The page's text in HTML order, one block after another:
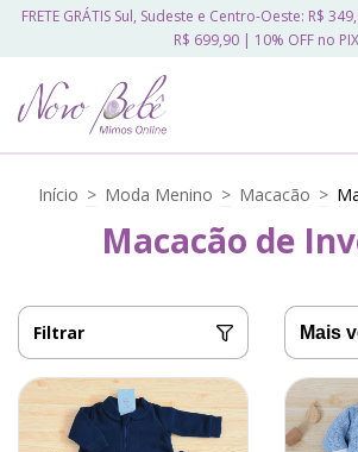
FRETE GRÁTIS Sul, Sudeste e Centro-Oeste: R$
R$ 699,90 | 10% OFF no PIX
Início > Moda Menino > Macacão >
Macacão de
Filtrar